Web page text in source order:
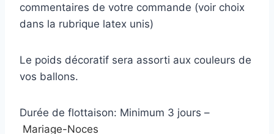
commentaires de votre commande (voir choix
dans la rubrique latex unis)
Le poids décoratif sera assorti aux couleurs de
vos ballons.
Durée de flottaison: Minimum 3 jours –
Mariage-Noces